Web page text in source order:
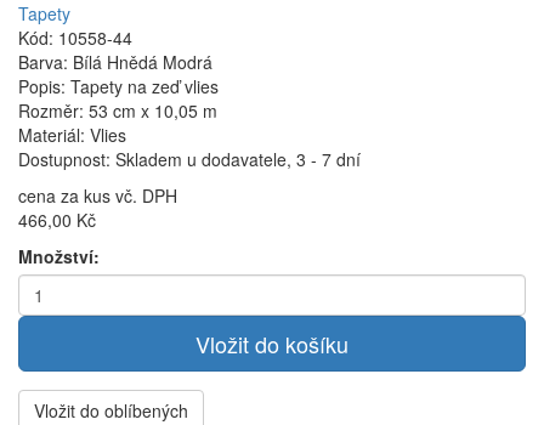
Tapety
Kód: 10558-44
Barva: Bílá Hnědá Modrá
Popis: Tapety na zeď vlies
Rozměr: 53 cm x 10,05 m
Materiál: Vlies
Dostupnost: Skladem u dodavatele, 3 - 7 dní
cena za kus vč. DPH
466,00 Kč
Množství:
Vložit do oblíbených